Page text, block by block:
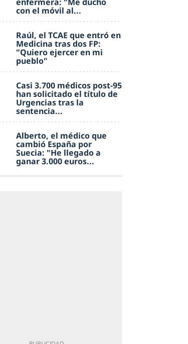
con el móvil al...
Raúl, el TCAE que entró en
Medicina tras dos FP:
"Quiero ejercer en mi
pueblo"
Casi 3.700 médicos post-95
han solicitado el título de
Urgencias tras la
sentencia...
Alberto, el médico que
cambió España por
Suecia: "He llegado a
ganar 3.000 euros...